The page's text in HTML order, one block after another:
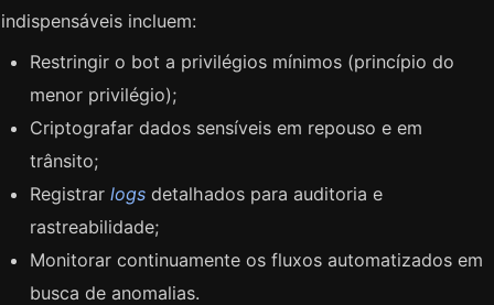
indispensáveis incluem:
Restringir o bot a privilégios mínimos (princípio do
menor privilégio);
Criptografar dados sensíveis em repouso e em
trânsito;
Registrarlogs detalhados para auditoria e
rastreabilidade;
Monitorar continuamente os fluxos automatizados em
busca de anomalias.